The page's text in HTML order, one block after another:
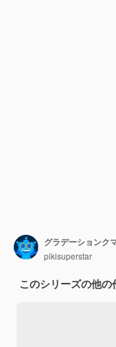
グラデーションク
pikisuperstar
このシリーズの他の